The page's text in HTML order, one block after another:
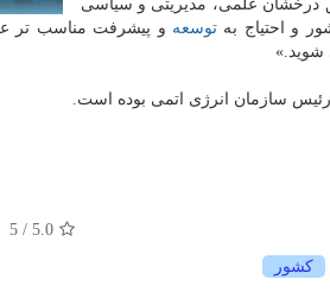
درخشان علمی، مدیریتی و سیاسی
و احتیاج به توسعه و پیشرفت مناسب تر
5.0
/ 5
كشور